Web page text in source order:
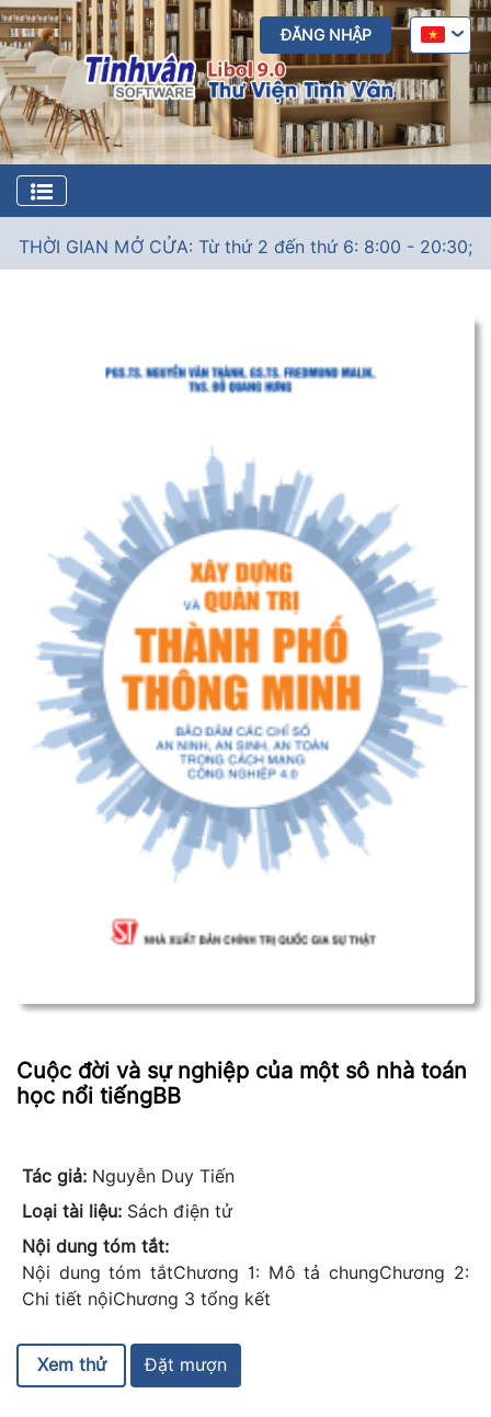
ĐĂNG NHẬP
GIAN MỞ CỬA: Từ thứ 2 đến thứ 6: 8:00 - 20:30;
Cuộc đời và sự nghiệp của một sô nhà toán
học nổi tiếngBB
Tác giả: Nguyễn Duy Tiến
Loại tài liệu: Sách điện tử
Nội dung tóm tắt:
Nội dung tóm tắtChương 1: Mô tả chungChương 2:
Chi tiết nộiChương 3 tổng kết
Xem thử